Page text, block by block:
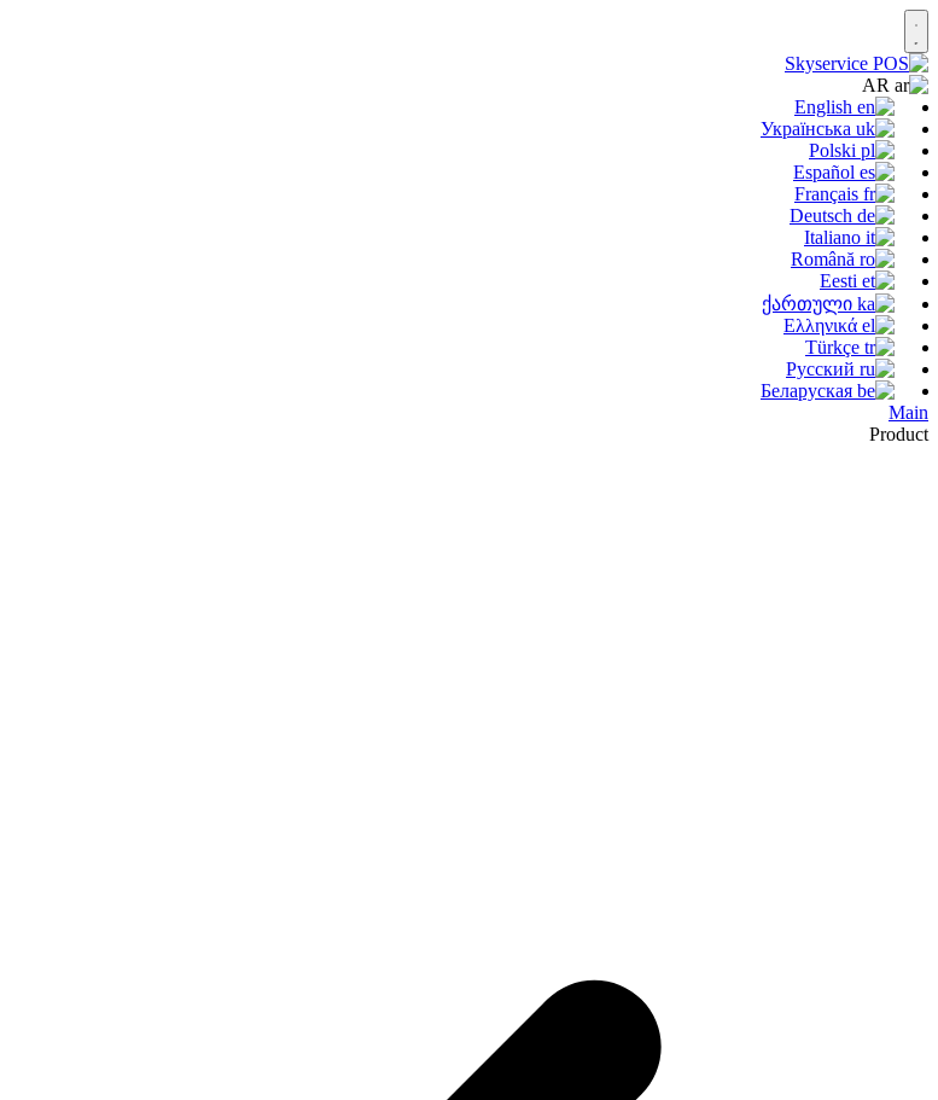
English
Українська
Polski
Español
Français
Deutsch
Italiano
Română
Eesti
ქართული
Ελληνικά
Türkçe
Русский
Беларуская
Main
Product